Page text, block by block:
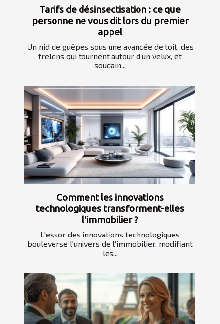
Tarifs de désinsectisation : ce que
personne ne vous dit lors du premier
appel
Un nid de guêpes sous une avancée de toit, des
frelons qui tournent autour d’un velux, et
soudain...
Comment les innovations
technologiques transforment-elles
l'immobilier ?
L'essor des innovations technologiques
bouleverse l'univers de l'immobilier, modifiant
les...